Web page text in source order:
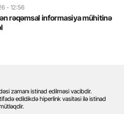
- 12:56
rəqəmsal informasiya mühitinə
zamanı istinad edilməsi vacibdir.
edildikdə hiperlink vasitəsi ilə istinad